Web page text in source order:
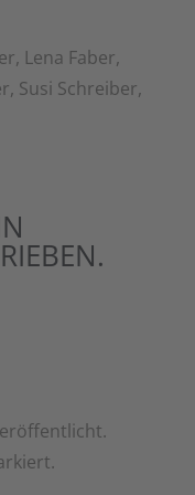
Lena Faber,
Susi Schreiber,